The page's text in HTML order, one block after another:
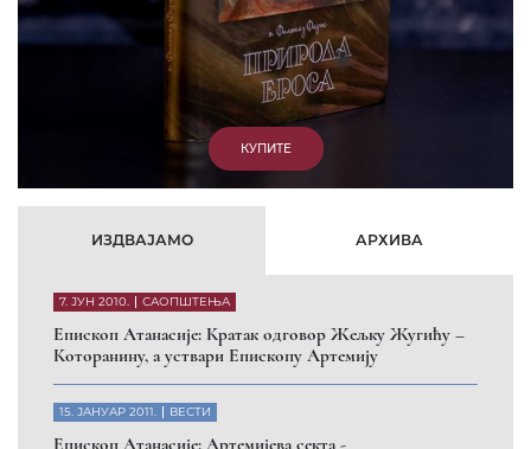
Eпископ Западноамерички Г. Максим у посети
Призрену
Eпархија Рашко-призренска осуђује физички напад на
Србина у Сувом Долу и апелује на КФОР и ЕУЛЕКС да
обезбеде сигурност за све грађане